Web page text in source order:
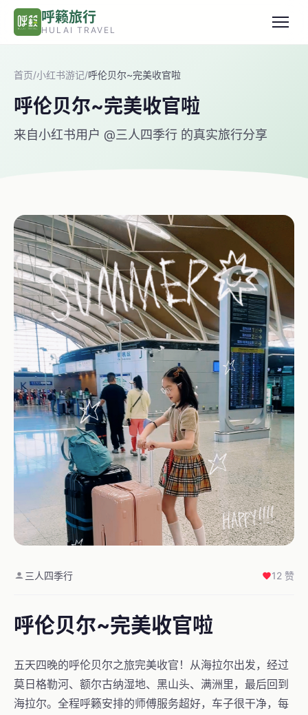
跳转到主要内容
呼籁旅行
HULAI TRAVEL
首页/小红书游记/呼伦贝尔~完美收官啦
呼伦贝尔~完美收官啦
来自小红书用户 @三人四季行 的真实旅行分享
三人四季行 12 赞
呼伦贝尔~完美收官啦
五天四晚的呼伦贝尔之旅完美收官！从海拉尔出发，经过
莫日格勒河、额尔古纳湿地、黑山头、满洲里，最后回到
海拉尔。全程呼籁安排的师傅服务超好，车子很干净，每